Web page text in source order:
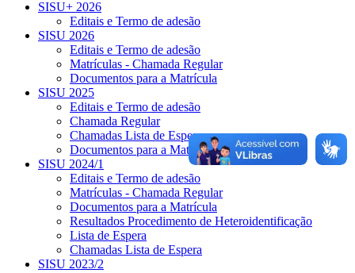
SISU+ 2026
Editais e Termo de adesão
SISU 2026
Editais e Termo de adesão
Matrículas - Chamada Regular
Documentos para a Matrícula
SISU 2025
Editais e Termo de adesão
Chamada Regular
Chamadas Lista de Espera
Documentos para a Matrícula
SISU 2024/1
Editais e Termo de adesão
Matrículas - Chamada Regular
Documentos para a Matrícula
Resultados Procedimento de Heteroidentificação
Lista de Espera
Chamadas Lista de Espera
SISU 2023/2